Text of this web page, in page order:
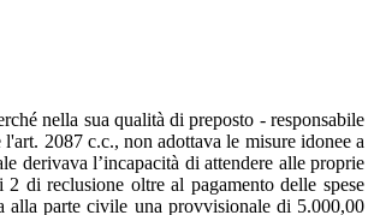
nella sua qualità di preposto - responsabile
2087 c.c., non adottava le misure idonee a
derivava l’incapacità di attendere alle proprie
di reclusione oltre al pagamento delle spese
alla parte civile una provvisionale di 5.000,00